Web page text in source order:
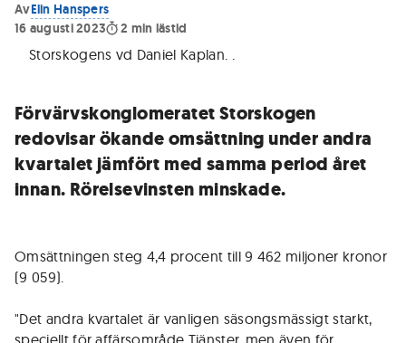
AvElin Hanspers
16 augusti 2023
2 min lästid
Storskogens vd Daniel Kaplan. .
Förvärvskonglomeratet Storskogen
redovisar ökande omsättning under andra
kvartalet jämfört med samma period året
innan. Rörelsevinsten minskade.
Omsättningen steg 4,4 procent till 9 462 miljoner kronor
(9 059).
"Det andra kvartalet är vanligen säsongsmässigt starkt,
speciellt för affärsområde Tjänster, men även för